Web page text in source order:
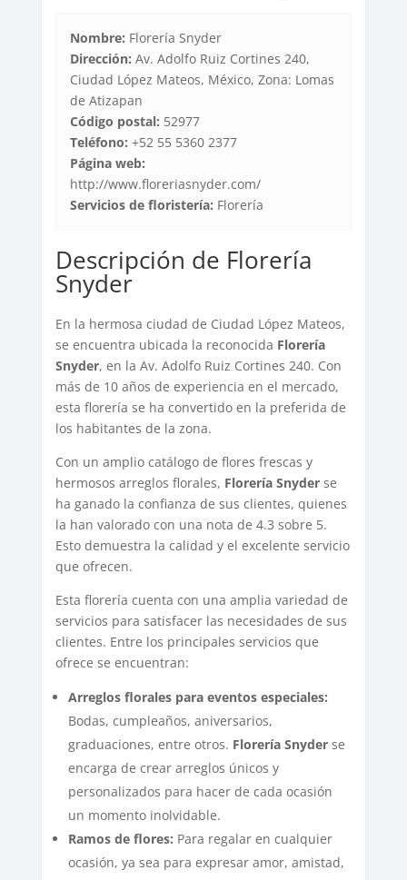
Nombre: Florería Snyder
Dirección: Av. Adolfo Ruiz Cortines 240,
Ciudad López Mateos, México, Zona: Lomas
de Atizapan
Código postal: 52977
Teléfono: +52 55 5360 2377
Página web:
http://www.floreriasnyder.com/
Servicios de floristería: Florería
Descripción de Florería
Snyder
En la hermosa ciudad de Ciudad López Mateos,
se encuentra ubicada la reconocida Florería
Snyder, en la Av. Adolfo Ruiz Cortines 240. Con
más de 10 años de experiencia en el mercado,
esta florería se ha convertido en la preferida de
los habitantes de la zona.
Con un amplio catálogo de flores frescas y
hermosos arreglos florales, Florería Snyderse
ha ganado la confianza de sus clientes, quienes
la han valorado con una nota de 4.3 sobre 5.
Esto demuestra la calidad y el excelente servicio
que ofrecen.
Esta florería cuenta con una amplia variedad de
servicios para satisfacer las necesidades de sus
clientes. Entre los principales servicios que
ofrece se encuentran:
Arreglos florales para eventos especiales:
Bodas, cumpleaños, aniversarios,
graduaciones, entre otros. Florería Snyderse
encarga de crear arreglos únicos y
personalizados para hacer de cada ocasión
un momento inolvidable.
Ramos de flores: Para regalar en cualquier
ocasión, ya sea para expresar amor, amistad,